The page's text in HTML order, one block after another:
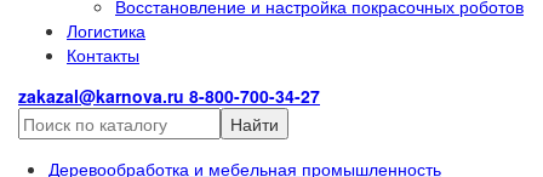
Восстановление и настройка покрасочных роботов
Логистика
Контакты
zakazal@karnova.ru 8-800-700-34-27
Найти
Деревообработка и мебельная промышленность